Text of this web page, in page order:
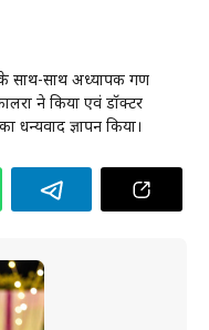
के साथ-साथ अध्यापक गण
ने किया एवं डॉक्टर
धन्यवाद ज्ञापन किया।